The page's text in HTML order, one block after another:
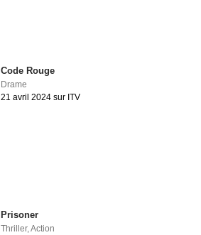
Code Rouge
Drame
21 avril 2024 sur ITV
Prisoner
Thriller,Action